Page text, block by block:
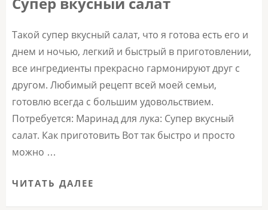
Такой супер вкусный салат, что я готова есть его и
днем и ночью, легкий и быстрый в приготовлении,
все ингредиенты прекрасно гармонируют друг с
другом. Любимый рецепт всей моей семьи,
готовлю всегда с большим удовольствием.
Потребуется: Маринад для лука: Супер вкусный
салат. Как приготовить Вот так быстро и просто
можно …
ЧИТАТЬ ДАЛЕЕ